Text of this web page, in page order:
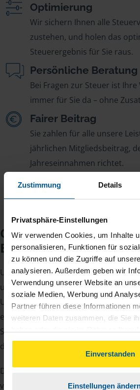
Zustimmung Details
Privatsphäre-Einstellungen
Wir verwenden Cookies, um Inhalte
personalisieren, Funktionen für
zu können und die Zugriffe auf
analysieren. Außerdem geben wir
Verwendung unserer Website an
soziale Medien, Werbung und
Partner führen diese Informationen
weiteren Daten zusammen, die Sie
gesammelt haben. Indem Sie auf
können Sie der Verwendung von
unserer
Einverstanden
Einstellungen
Optimierung
Wir sichern Ihnen alle
zustehen, und holen das
Steuerergebnis für Sie raus.
Persönliche Beratung
Bei Fragen zur Steuer ist
immer für Sie da – ohne
Fairer Beitrag
Sie zahlen für alle unsere
jährlichen Mitgliedsbeitrag,
Jahreseinnahmen richtet.
Checkliste für Ihr
Beratungsgespräch
Um Ihre Steuererklärung erstellen zu
unsere Beraterinnen und Berater
Unterlagen von Ihnen. Dazu gehört
elektronische
Steueridentifikationsnummer, der
die Bescheinigung über das
Damit Sie sich gut vorbereiten
vielen Nachweise vergessen, stellen